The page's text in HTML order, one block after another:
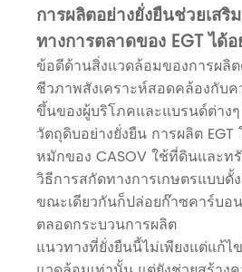
การผลิตอย่างยั่งยืนช่วยเสริ
ทางการตลาดของ EGT ได้อ
ข้อดีด้านสิ่งแวดล้อมของการผลิ
ชีวภาพสังเคราะห์สอดคล้องกับ
ขึ้นของผู้บริโภคและแบรนด์ต่าง
วัตถุดิบอย่างยั่งยืน การผลิต
หมักของ CASOV ใช้ที่ดินและท
วิธีการสกัดทางการเกษตรแบบดั้
ขณะเดียวกันก็ปล่อยก๊าซคาร์บอ
ตลอดกระบวนการผลิต
แนวทางที่ยั่งยืนนี้ไม่เพียงแต่แก้